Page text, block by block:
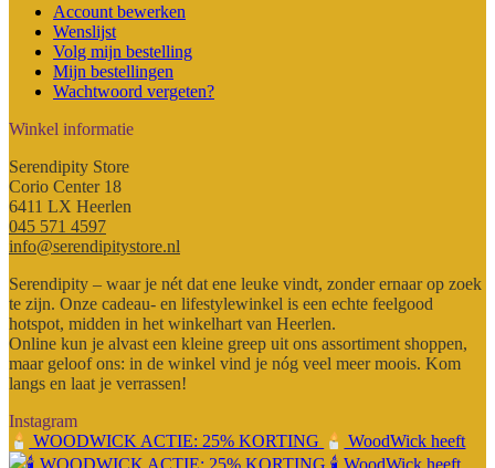
Account bewerken
Wenslijst
Volg mijn bestelling
Mijn bestellingen
Wachtwoord vergeten?
Winkel informatie
Serendipity Store
Corio Center 18
6411 LX Heerlen
045 571 4597
info@serendipitystore.nl
Serendipity – waar je nét dat ene leuke vindt, zonder ernaar op zoek
te zijn. Onze cadeau- en lifestylewinkel is een echte feelgood
hotspot, midden in het winkelhart van Heerlen.
Online kun je alvast een kleine greep uit ons assortiment shoppen,
maar geloof ons: in de winkel vind je nóg veel meer moois. Kom
langs en laat je verrassen!
Instagram
WOODWICK ACTIE: 25% KORTING
WoodWick heeft